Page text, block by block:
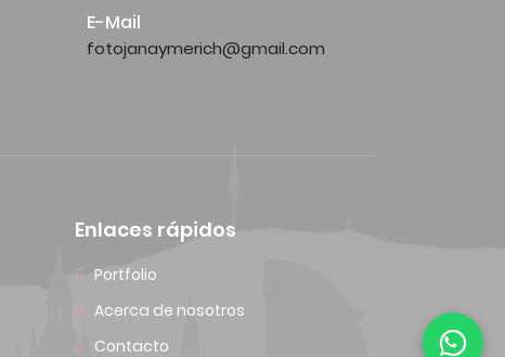
E-Mail
fotojanaymerich@gmail.com
Enlaces rápidos
Portfolio
Acerca de nosotros
Contacto